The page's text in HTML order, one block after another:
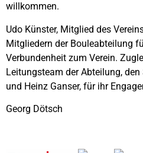
Udo Künster, Mitglied des
Mitgliedern der Bouleabteilung
Verbundenheit zum Verein.
Leitungsteam der Abteilung,
und Heinz Ganser, für ihr
Georg Dötsch